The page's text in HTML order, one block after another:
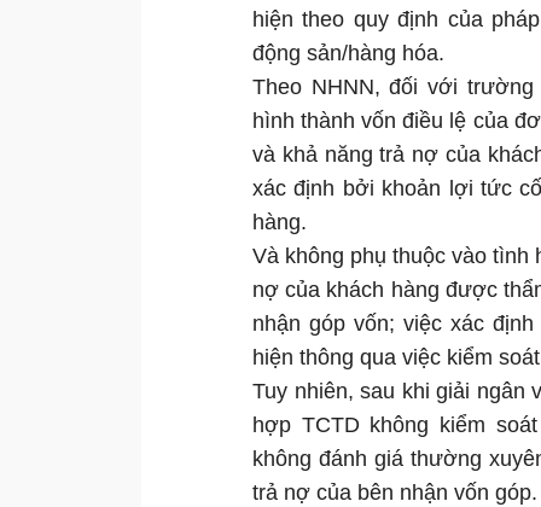
hiện theo quy định của
động sản/hàng hóa.
Theo NHNN, đối với
hình thành vốn điều lệ của
và khả năng trả nợ của
xác định bởi khoản lợi tức
hàng.
Và không phụ thuộc vào tình
nợ của khách hàng được
nhận góp vốn; việc xác
hiện thông qua việc kiểm
Tuy nhiên, sau khi giải ngân
hợp TCTD không kiểm
không đánh giá thường
trả nợ của bên nhận vốn góp.